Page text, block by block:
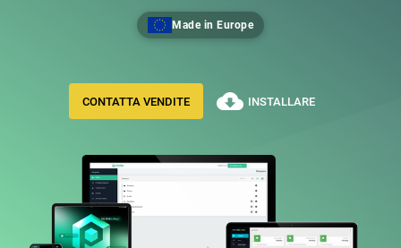
Made in Europe
CONTATTA VENDITE INSTALLARE